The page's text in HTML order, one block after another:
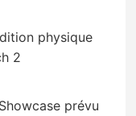
physique
2
prévu